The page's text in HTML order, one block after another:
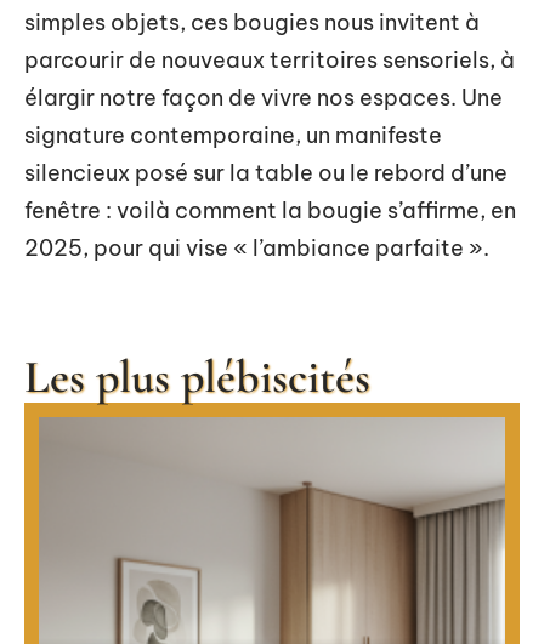
simples objets, ces bougies nous invitent à
parcourir de nouveaux territoires sensoriels, à
élargir notre façon de vivre nos espaces. Une
signature contemporaine, un manifeste
silencieux posé sur la table ou le rebord d’une
fenêtre : voilà comment la bougie s’affirme, en
2025, pour qui vise « l’ambiance parfaite ».
Les plus plébiscités